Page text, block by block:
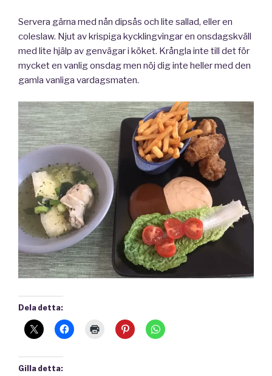
Servera gärna med nån dipsås och lite sallad, eller en
coleslaw. Njut av krispiga kycklingvingar en onsdagskväll
med lite hjälp av genvägar i köket. Krångla inte till det för
mycket en vanlig onsdag men nöj dig inte heller med den
gamla vanliga vardagsmaten.
Dela detta:
Gilla detta: